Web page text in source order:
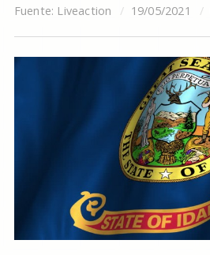
Fuente: Liveaction 19/05/2021